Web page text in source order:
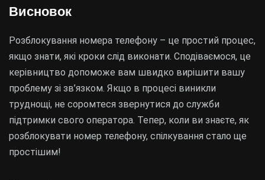
Висновок
Розблокування номера телефону – це простий процес,
якщо знати, які кроки слід виконати. Сподіваємося, це
керівництво допоможе вам швидко вирішити вашу
проблему зі зв’язком. Якщо в процесі виникли
труднощі, не соромтеся звернутися до служби
підтримки свого оператора. Тепер, коли ви знаєте, як
розблокувати номер телефону, спілкування стало ще
простішим!